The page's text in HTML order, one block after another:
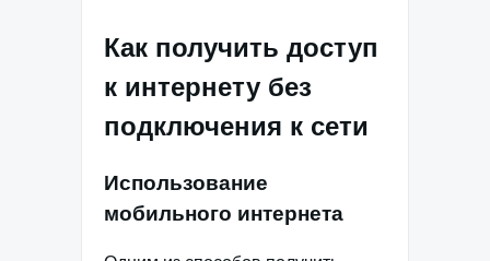
Как получить доступ
к интернету без
подключения к сети
Использование
мобильного интернета